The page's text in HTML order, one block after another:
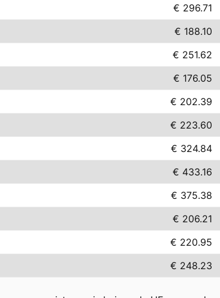
€ 296.71
€ 188.10
€ 251.62
€ 176.05
€ 202.39
€ 223.60
€ 324.84
€ 433.16
€ 375.38
€ 206.21
€ 220.95
€ 248.23